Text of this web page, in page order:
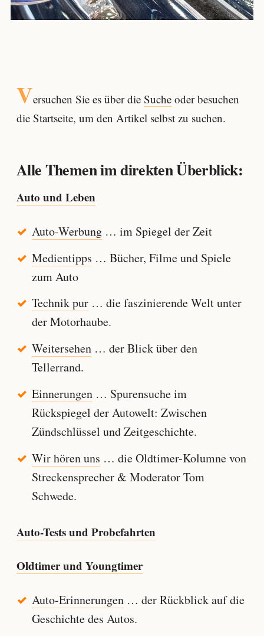
Versuchen Sie es über die Sucheoder besuchen
die Startseite, um den Artikel selbst zu suchen.
Alle Themen im direkten Überblick:
Auto und Leben
Auto-Werbung… im Spiegel der Zeit
Medientipps … Bücher, Filme und Spiele
zum Auto
Technik pur… die faszinierende Welt unter
der Motorhaube.
Weitersehen… der Blick über den
Tellerrand.
Einnerungen… Spurensuche im
Rückspiegel der Autowelt: Zwischen
Zündschlüssel und Zeitgeschichte.
Wir hören uns … die Oldtimer-Kolumne von
Streckensprecher & Moderator Tom
Schwede.
Auto-Tests und Probefahrten
Oldtimer und Youngtimer
Auto-Erinnerungen… der Rückblick auf die
Geschichte des Autos.